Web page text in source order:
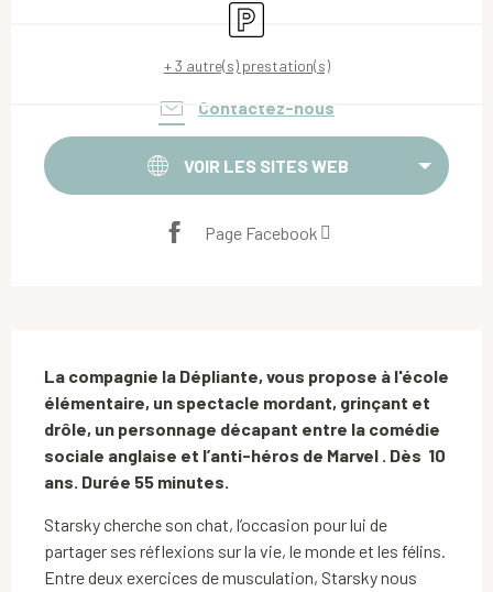
Parking
+ 3 autre(s) prestation(s)
Contactez-nous
VOIR LES SITES WEB
Page Facebook
La compagnie la Dépliante, vous propose à l'école
élémentaire, un spectacle mordant, grinçant et
drôle, un personnage décapant entre la comédie
sociale anglaise et l’anti-héros de Marvel . Dès  10
ans. Durée 55 minutes.
Starsky cherche son chat, l’occasion pour lui de
partager ses réflexions sur la vie, le monde et les félins.
Entre deux exercices de musculation, Starsky nous